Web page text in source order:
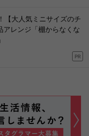
【大人気ミニサイズのチ
アレンジ「棚からなくな
PR